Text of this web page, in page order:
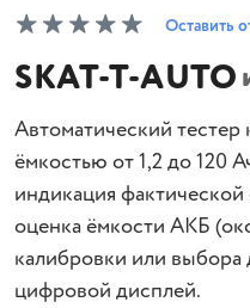
Оставить
SKAT-T-AUTO
Автоматический
ёмкостью от 1,2 до 120
индикация
оценка ёмкости АКБ
калибровки или выбора
цифровой дисплей.